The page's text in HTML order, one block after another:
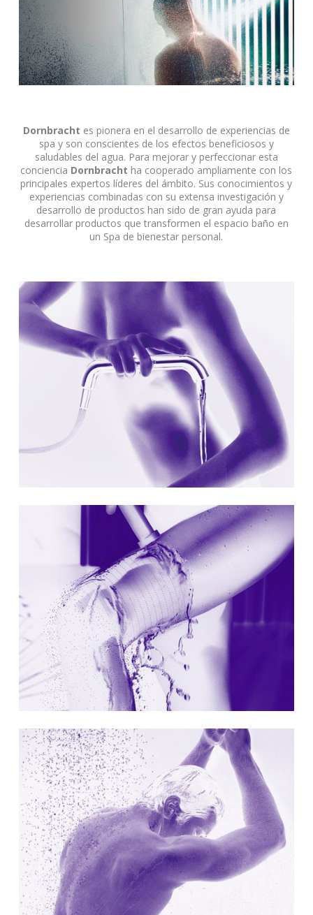
Dornbracht es pionera en el desarrollo de experiencias de
spa y son conscientes de los efectos beneficiosos y
saludables del agua. Para mejorar y perfeccionar esta
conciencia Dornbracht ha cooperado ampliamente con los
principales expertos líderes del ámbito. Sus conocimientos y
experiencias combinadas con su extensa investigación y
desarrollo de productos han sido de gran ayuda para
desarrollar productos que transformen el espacio baño en
un Spa de bienestar personal.